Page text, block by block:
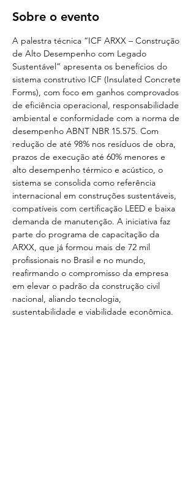
Sobre o evento
A palestra técnica “ICF ARXX – Construção
de Alto Desempenho com Legado
Sustentável” apresenta os benefícios do
sistema construtivo ICF (Insulated Concrete
Forms), com foco em ganhos comprovados
de eficiência operacional, responsabilidade
ambiental e conformidade com a norma de
desempenho ABNT NBR 15.575. Com
redução de até 98% nos resíduos de obra,
prazos de execução até 60% menores e
alto desempenho térmico e acústico, o
sistema se consolida como referência
internacional em construções sustentáveis,
compatíveis com certificação LEED e baixa
demanda de manutenção. A iniciativa faz
parte do programa de capacitação da
ARXX, que já formou mais de 72 mil
profissionais no Brasil e no mundo,
reafirmando o compromisso da empresa
em elevar o padrão da construção civil
nacional, aliando tecnologia,
sustentabilidade e viabilidade econômica.